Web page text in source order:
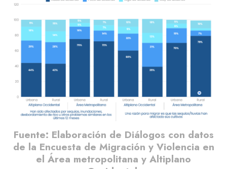
Fuente: Elaboración de Diálogos con datos
de la Encuesta de Migración y Violencia en
el Área metropolitana y Altiplano